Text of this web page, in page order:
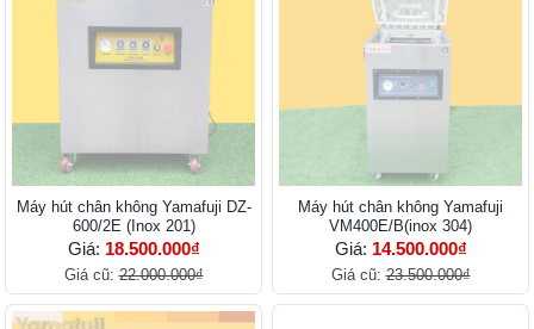
Máy hút chân không Yamafuji DZ-
600/2E (Inox 201)
Giá: 18.500.000₫
Giá cũ:22.000.000₫
Máy hút chân không Yamafuji
VM400E/B(inox 304)
Giá: 14.500.000₫
Giá cũ:23.500.000₫